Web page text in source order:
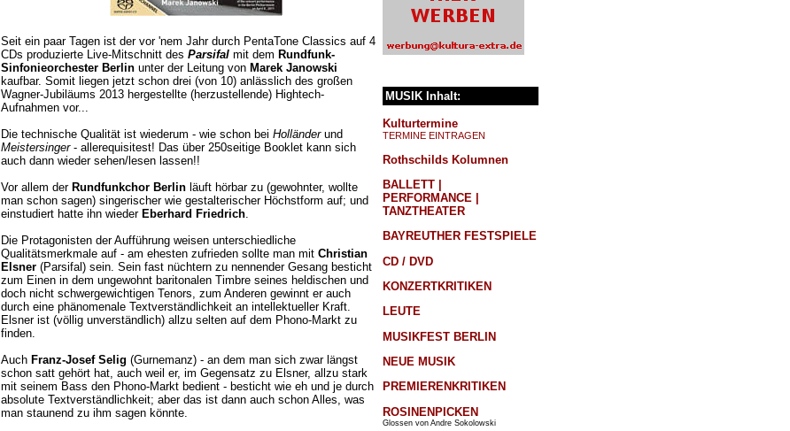
Seit ein paar Tagen ist der vor 'nem Jahr durch PentaTone Classics auf 4
CDs produzierte Live-Mitschnitt des Parsifalmit dem Rundfunk-
Sinfonieorchester Berlinunter der Leitung von Marek Janowski
kaufbar. Somit liegen jetzt schon drei (von 10) anlässlich des großen
Wagner-Jubiläums 2013 hergestellte (herzustellende) Hightech-
Aufnahmen vor...
Die technische Qualität ist wiederum - wie schon bei Holländerund
Meistersinger- allerequisitest! Das über 250seitige Booklet kann sich
auch dann wieder sehen/lesen lassen!!
Vor allem der Rundfunkchor Berlinläuft hörbar zu (gewohnter, wollte
man schon sagen) singerischer wie gestalterischer Höchstform auf; und
einstudiert hatte ihn wieder Eberhard Friedrich.
Die Protagonisten der Aufführung weisen unterschiedliche
Qualitätsmerkmale auf - am ehesten zufrieden sollte man mit Christian
Elsner(Parsifal) sein. Sein fast nüchtern zu nennender Gesang besticht
zum Einen in dem ungewohnt baritonalen Timbre seines heldischen und
doch nicht schwergewichtigen Tenors, zum Anderen gewinnt er auch
durch eine phänomenale Textverständlichkeit an intellektueller Kraft.
Elsner ist (völlig unverständlich) allzu selten auf dem Phono-Markt zu
finden.
Auch Franz-Josef Selig (Gurnemanz) - an dem man sich zwar längst
schon satt gehört hat, auch weil er, im Gegensatz zu Elsner, allzu stark
mit seinem Bass den Phono-Markt bedient - besticht wie eh und je durch
absolute Textverständlichkeit; aber das ist dann auch schon Alles, was
man staunend zu ihm sagen könnte.
MUSIK Inhalt:
Kulturtermine
TERMINE EINTRAGEN
Rothschilds Kolumnen
BALLETT |
PERFORMANCE |
TANZTHEATER
BAYREUTHER FESTSPIELE
CD / DVD
KONZERTKRITIKEN
LEUTE
MUSIKFEST BERLIN
NEUE MUSIK
PREMIERENKRITIKEN
ROSINENPICKEN
Glossen von Andre Sokolowski